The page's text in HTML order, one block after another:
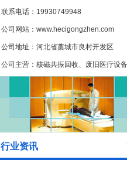
联系电话：19930749948
公司网站：www.hecigongzhen.com
公司地址：河北省藁城市良村开发区
公司主营：核磁共振回收、废旧医疗设
行业资讯